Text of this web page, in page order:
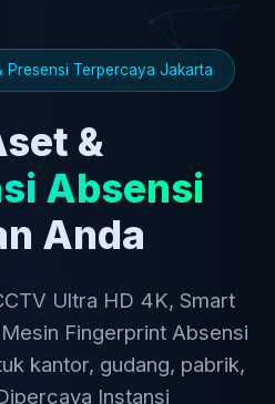
Presensi Terpercaya Jakarta
&
Absensi
Anda
Ultra HD 4K, Smart
Fingerprint Absensi
kantor, gudang, pabrik,
Instansi